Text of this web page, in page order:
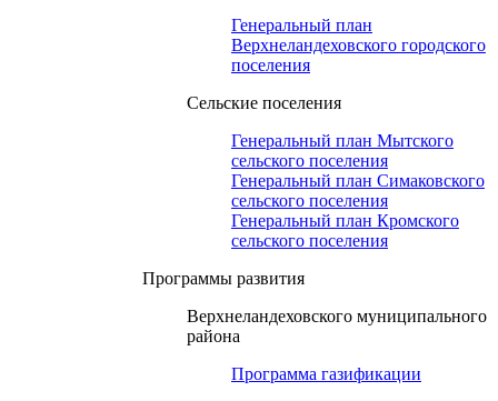
Генеральный план
Верхнеландеховского городского
поселения
Сельские поселения
Генеральный план Мытского
сельского поселения
Генеральный план Симаковского
сельского поселения
Генеральный план Кромского
сельского поселения
Программы развития
Верхнеландеховского муниципального
района
Программа газификации